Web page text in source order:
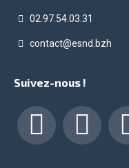
02.97.54.03.31
contact@esnd.bzh
Suivez-nous !
Facebook LinkedIn